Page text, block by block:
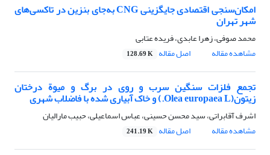
امکان‌سنجی اقتصادی جایگزینی CNG به‌جای بنزین در تاکسی‌های
شهر تهران
محمد صوفی، زهرا عابدی، فریده عتابی
مشاهده مقاله
اصل مقاله 128.69 K
تجمع فلزات سنگین سرب و روی در برگ و میوة درختان
زیتون(Olea europaea L.) و خاک آبیاری شده با فاضلاب شهری
اشرف آقابراتی، سید محسن حسینی، عباس اسماعیلی، حبیب مارالیان
مشاهده مقاله
اصل مقاله 241.19 K